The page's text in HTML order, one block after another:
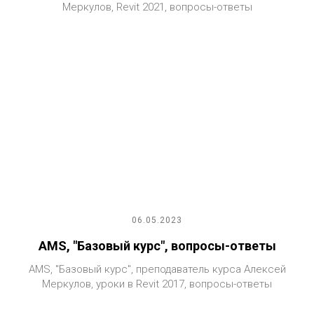
Меркулов, Revit 2021, вопросы-ответы
06.05.2023
AMS, "Базовый курс", вопросы-ответы
AMS, "Базовый курс", преподаватель курса Алексей
Меркулов, уроки в Revit 2017, вопросы-ответы